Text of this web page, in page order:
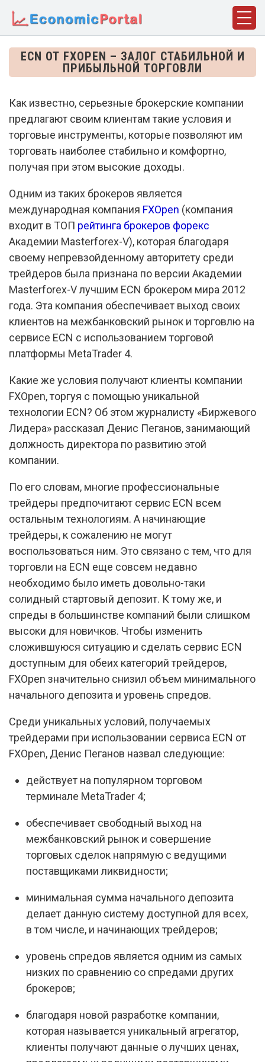
ECN ОТ FXOPEN – ЗАЛОГ СТАБИЛЬНОЙ И
ПРИБЫЛЬНОЙ ТОРГОВЛИ
Как известно, серьезные брокерские компании
предлагают своим клиентам такие условия и
торговые инструменты, которые позволяют им
торговать наиболее стабильно и комфортно,
получая при этом высокие доходы.
Одним из таких брокеров является
международная компания FXOpen (компания
входит в ТОП рейтинга брокеров форекс
Академии Masterforex-V), которая благодаря
своему непревзойденному авторитету среди
трейдеров была признана по версии Академии
Masterforex-V лучшим ECN брокером мира 2012
года. Эта компания обеспечивает выход своих
клиентов на межбанковский рынок и торговлю на
сервисе ECN с использованием торговой
платформы MetaTrader 4.
Какие же условия получают клиенты компании
FXOpen, торгуя с помощью уникальной
технологии ECN? Об этом журналисту «Биржевого
Лидера» рассказал Денис Пеганов, занимающий
должность директора по развитию этой
компании.
По его словам, многие профессиональные
трейдеры предпочитают сервис ECN всем
остальным технологиям. А начинающие
трейдеры, к сожалению не могут
воспользоваться ним. Это связано с тем, что для
торговли на ECN еще совсем недавно
необходимо было иметь довольно-таки
солидный стартовый депозит. К тому же, и
спреды в большинстве компаний были слишком
высоки для новичков. Чтобы изменить
сложившуюся ситуацию и сделать сервис ECN
доступным для обеих категорий трейдеров,
FXOpen значительно снизил объем минимального
начального депозита и уровень спредов.
Среди уникальных условий, получаемых
трейдерами при использовании сервиса ECN от
FXOpen, Денис Пеганов назвал следующие:
действует на популярном торговом
терминале MetaTrader 4;
обеспечивает свободный выход на
межбанковский рынок и совершение
торговых сделок напрямую с ведущими
поставщиками ликвидности;
минимальная сумма начального депозита
делает данную систему доступной для всех,
в том числе, и начинающих трейдеров;
уровень спредов является одним из самых
низких по сравнению со спредами других
брокеров;
благодаря новой разработке компании,
которая называется уникальный агрегатор,
клиенты получают данные о лучших ценах,
ГЛАВНАЯ
ПОНЯТИЯ
ДИСЦИПЛИНЫ
ФАКТЫ
ИСТОРИЯ
БИОГРАФИИ
КОМПАНИИ
СТАТЬИ
СЛОВАРЬ